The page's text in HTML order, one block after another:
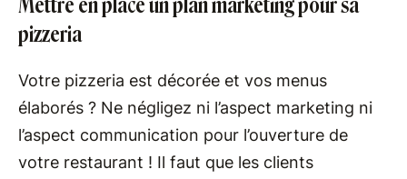
Mettre en place un plan marketing pour sa
pizzeria
Votre pizzeria est décorée et vos menus
élaborés ? Ne négligez ni l’aspect marketing ni
l’aspect communication pour l’ouverture de
votre restaurant ! Il faut que les clients